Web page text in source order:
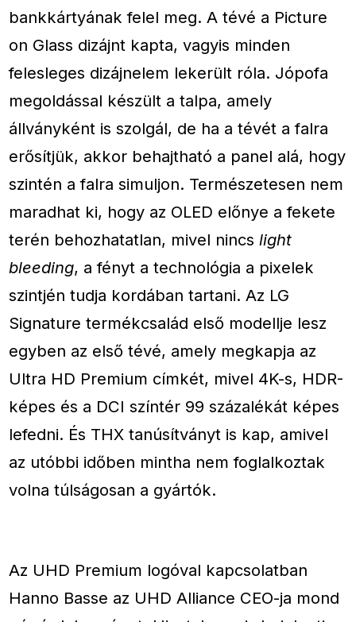
bankkártyának felel meg. A tévé a Picture
on Glass dizájnt kapta, vagyis minden
felesleges dizájnelem lekerült róla. Jópofa
megoldással készült a talpa, amely
állványként is szolgál, de ha a tévét a falra
erősítjük, akkor behajtható a panel alá, hogy
szintén a falra simuljon. Természetesen nem
maradhat ki, hogy az OLED előnye a fekete
terén behozhatatlan, mivel nincslight
bleeding, a fényt a technológia a pixelek
szintjén tudja kordában tartani. Az LG
Signature termékcsalád első modellje lesz
egyben az első tévé, amely megkapja az
Ultra HD Premium címkét, mivel 4K-s, HDR-
képes és a DCI színtér 99 százalékát képes
lefedni. És THX tanúsítványt is kap, amivel
az utóbbi időben mintha nem foglalkoztak
volna túlságosan a gyártók.
Az UHD Premium logóval kapcsolatban
Hanno Basse az UHD Alliance CEO-ja mond